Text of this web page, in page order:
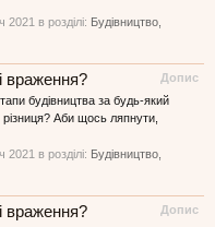
2021 в розділі: Будівництво,
Допис
враження?
будівництва за будь-який
Аби щось ляпнути,
2021 в розділі: Будівництво,
Допис
враження?